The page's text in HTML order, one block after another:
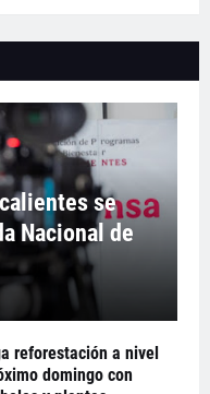
se
Nacional de
reforestación a nivel
domingo con